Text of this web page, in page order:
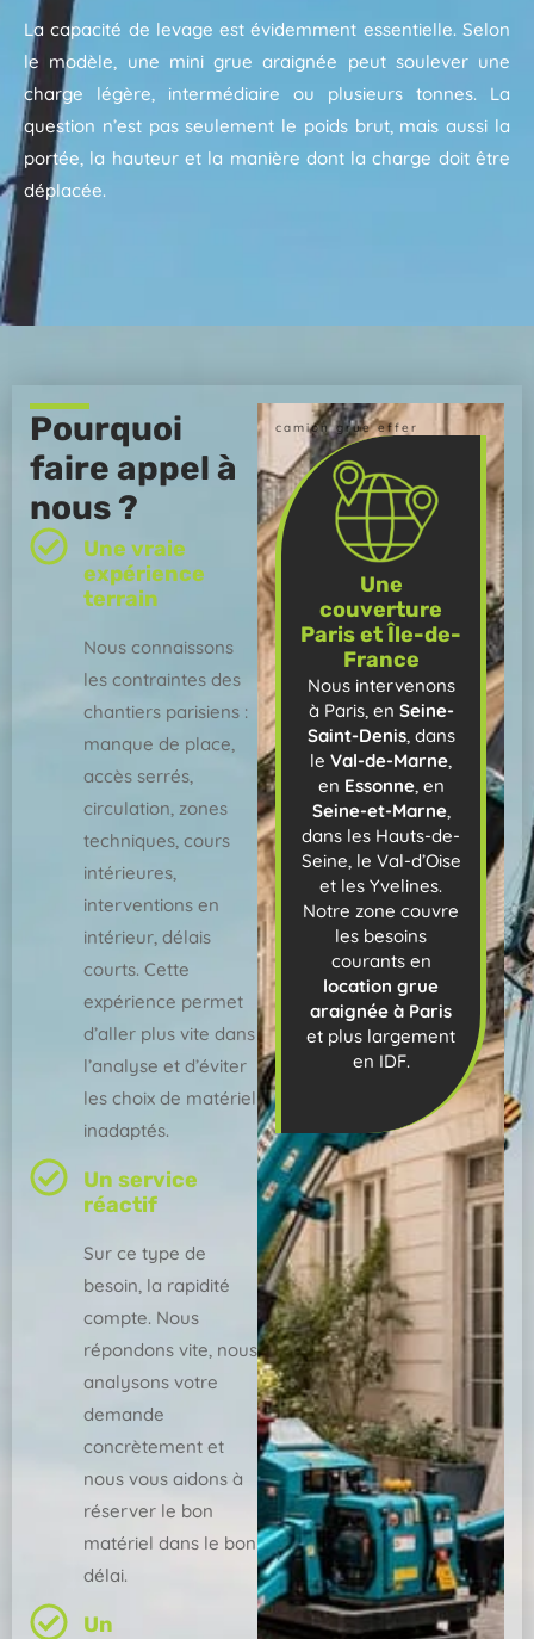
La capacité de levage est évidemment essentielle. Selon
le modèle, une mini grue araignée peut soulever une
charge légère, intermédiaire ou plusieurs tonnes. La
question n’est pas seulement le poids brut, mais aussi la
portée, la hauteur et la manière dont la charge doit être
déplacée.
Pourquoi
faire appel à
nous ?
Une vraie
expérience
terrain
Nous connaissons
les contraintes des
chantiers parisiens :
manque de place,
accès serrés,
circulation, zones
techniques, cours
intérieures,
interventions en
intérieur, délais
courts. Cette
expérience permet
d’aller plus vite dans
l’analyse et d’éviter
les choix de matériel
inadaptés.
Un service
réactif
Sur ce type de
besoin, la rapidité
compte. Nous
répondons vite, nous
analysons votre
demande
concrètement et
nous vous aidons à
réserver le bon
matériel dans le bon
délai.
Un
camion grue effer
Une
couverture
Paris et Île-de-
France
Nous intervenons
à Paris, en Seine-
Saint-Denis, dans
leVal-de-Marne,
en Essonne, en
Seine-et-Marne,
dans les Hauts-de-
Seine, le Val-d’Oise
et les Yvelines.
Notre zone couvre
les besoins
courants en
location grue
araignée à Paris
et plus largement
en IDF.